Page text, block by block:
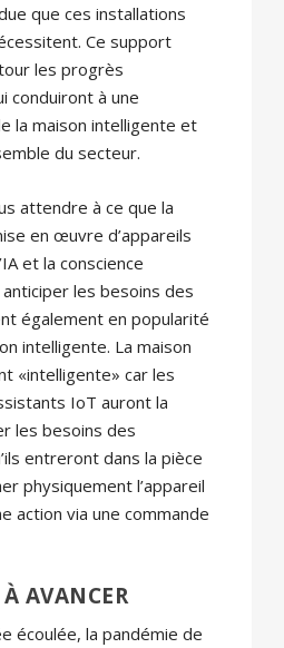
que ces installations
Ce support
les progrès
conduiront à une
la maison intelligente et
du secteur.
attendre à ce que la
en œuvre d’appareils
et la conscience
les besoins des
également en popularité
intelligente. La maison
«intelligente» car les
IoT auront la
les besoins des
entreront dans la pièce
physiquement l’appareil
action via une commande
AVANCER
écoulée, la pandémie de